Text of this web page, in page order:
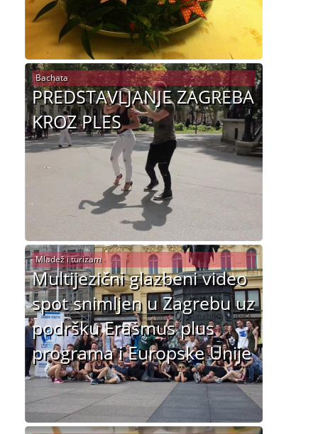
PREDSTAVLJANJE ZAGREBA
KROZ PLES
Bachata
Multijezični glazbeni video
spot snimljen u Zagrebu uz
podršku Erasmus plus
programa i Europske Unije
Mladež i turizam